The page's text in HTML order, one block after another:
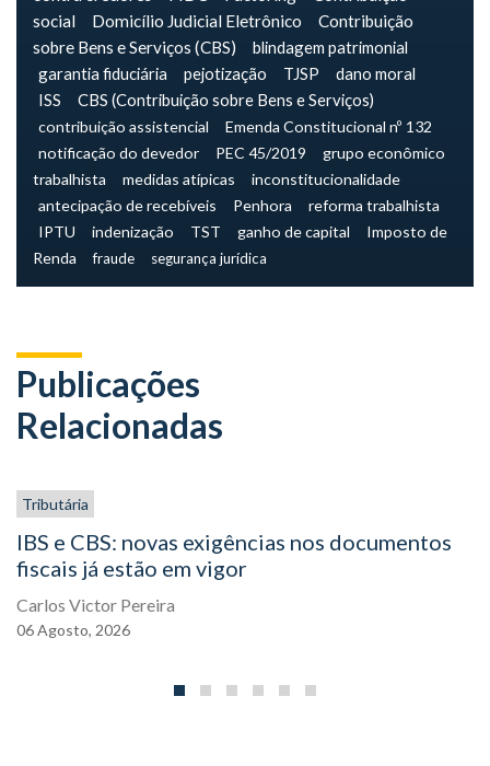
social
Domicílio Judicial Eletrônico
Contribuição
sobre Bens e Serviços (CBS)
blindagem patrimonial
garantia fiduciária
pejotização TJSP
dano moral
ISS
CBS (Contribuição sobre Bens e Serviços)
contribuição assistencial
Emenda Constitucional nº 132
notificação do devedor
PEC 45/2019
grupo econômico
trabalhista
medidas atípicas
inconstitucionalidade
antecipação de recebíveis
Penhora
reforma trabalhista
IPTU
indenização TST ganho de capital
Imposto de
Renda
fraude segurança jurídica
Publicações
Relacionadas
Tributária
IBS e CBS: novas exigências nos documentos
fiscais já estão em vigor
Carlos Victor Pereira
06Agosto, 2026